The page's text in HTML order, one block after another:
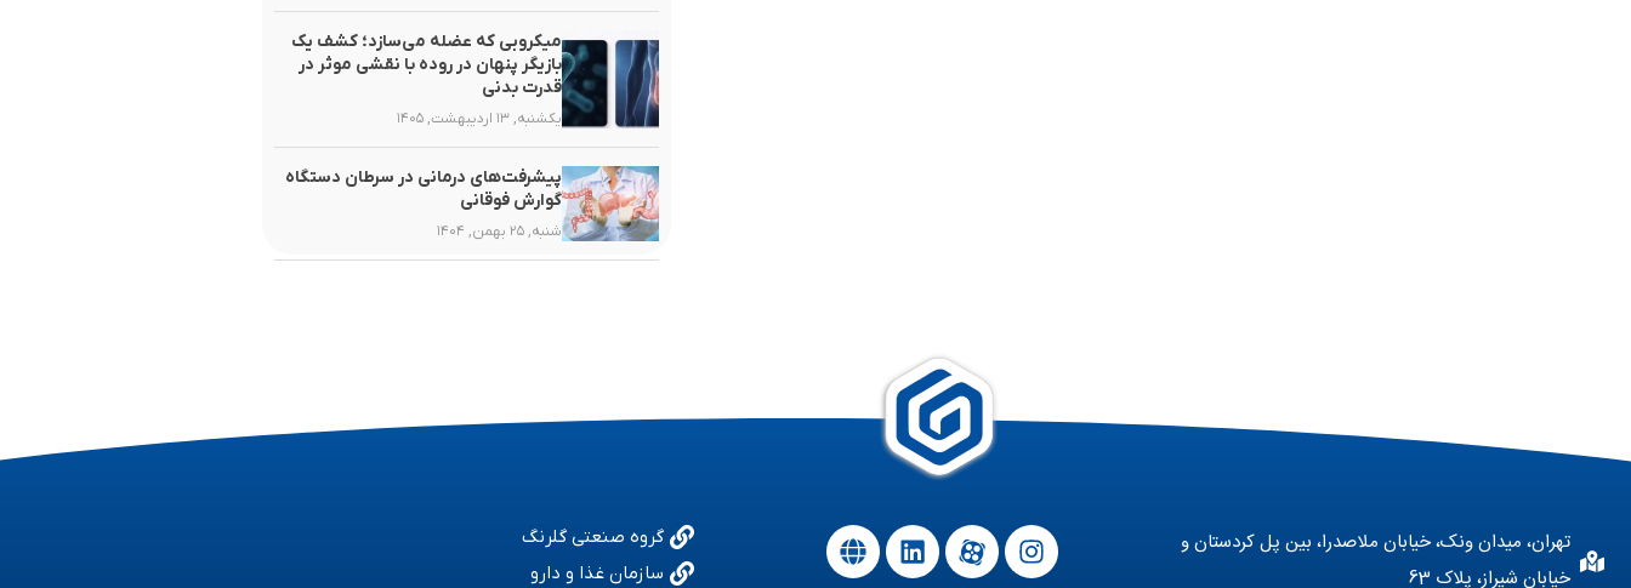
میکروبی که عضله می‌سازد؛ کشف یک
بازیگر پنهان در روده با نقشی موثر در
قدرت بدنی
یکشنبه, ۱۳ اردیبهشت, ۱۴۰۵
پیشرفت‌های درمانی در سرطان دستگاه
گوارش فوقانی
شنبه, ۲۵ بهمن, ۱۴۰۴
تهران، میدان ونک، خیابان ملاصدرا، بین پل کردستان و
خیابان شیراز، پلاک 63
گروه صنعتی گلرنگ
سازمان غذا و دارو